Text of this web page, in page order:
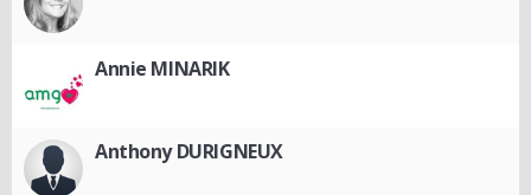
Annie MINARIK
Anthony DURIGNEUX